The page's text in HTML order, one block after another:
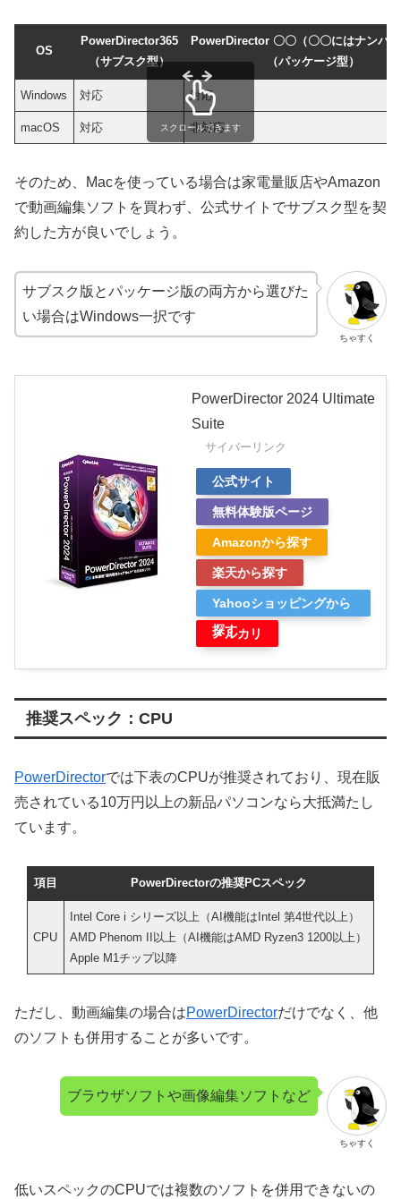
OS
PowerDirector365
（サブスク型）
PowerDirector 〇〇（〇〇にはナンバ
（パッケージ型）
Windows 対応 対応
macOS 対応 非対応
スクロールできます
そのため、Macを使っている場合は家電量販店やAmazon
で動画編集ソフトを買わず、公式サイトでサブスク型を契
約した方が良いでしょう。
ちゃすく
サブスク版とパッケージ版の両方から選びた
い場合はWindows一択です
PowerDirector 2024 Ultimate
Suite
サイバーリンク
公式サイト
無料体験版ページ
Amazonから探す
楽天から探す
Yahooショッピングから
探す
メルカリ
推奨スペック：CPU
PowerDirectorでは下表のCPUが推奨されており、現在販
売されている10万円以上の新品パソコンなら大抵満たし
ています。
項目 PowerDirectorの推奨PCスペック
CPU
Intel Core i シリーズ以上（AI機能はIntel 第4世代以上）
AMD Phenom II以上（AI機能はAMD Ryzen3 1200以上）
Apple M1チップ以降
ただし、動画編集の場合はPowerDirectorだけでなく、他
のソフトも併用することが多いです。
ちゃすく
ブラウザソフトや画像編集ソフトなど
低いスペックのCPUでは複数のソフトを併用できないの